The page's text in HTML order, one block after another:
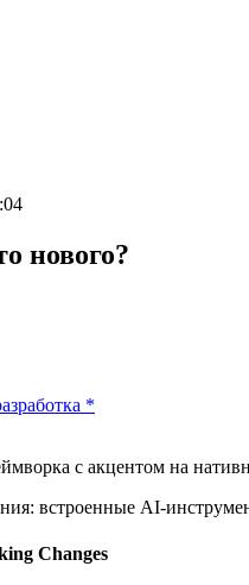
нового?
*
с акцентом на
встроенные AI-
Changes